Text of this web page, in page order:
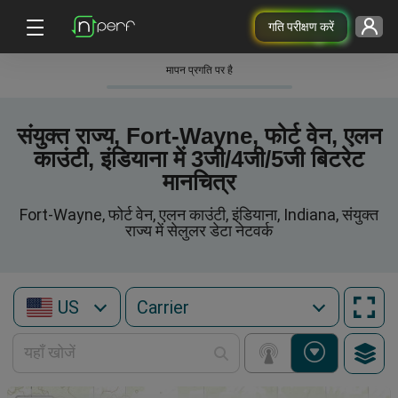
गति परीक्षण करें
मापन प्रगति पर है
संयुक्त राज्य, Fort-Wayne, फोर्ट वेन, एलन
काउंटी, इंडियाना में 3जी/4जी/5जी बिटरेट
मानचित्र
Fort-Wayne, फोर्ट वेन, एलन काउंटी, इंडियाना, Indiana, संयुक्त
राज्य में सेलुलर डेटा नेटवर्क
US